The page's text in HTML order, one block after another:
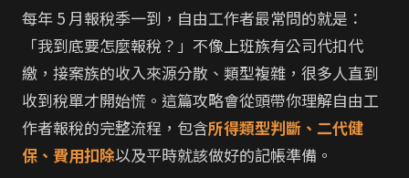
每年 5 月報稅季一到，自由工作者最常問的就是：
「我到底要怎麼報稅？」不像上班族有公司代扣代
繳，接案族的收入來源分散、類型複雜，很多人直到
收到稅單才開始慌。這篇攻略會從頭帶你理解自由工
作者報稅的完整流程，包含所得類型判斷、二代健
保、費用扣除以及平時就該做好的記帳準備。